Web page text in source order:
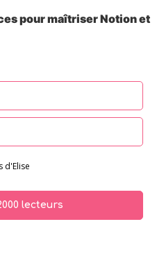
pour maîtriser Notion et
d'Elise
lecteurs